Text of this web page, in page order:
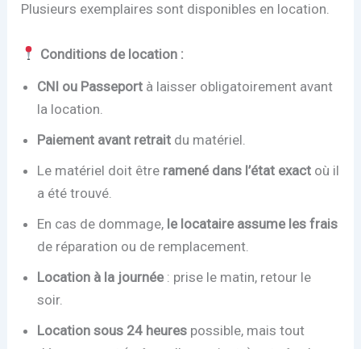
Plusieurs exemplaires sont disponibles en location.
Conditions de location :
CNI ou Passeport à laisser obligatoirement avant
la location.
Paiement avant retrait du matériel.
Le matériel doit être ramené dans l’état exact où il
a été trouvé.
En cas de dommage, le locataire assume les frais
de réparation ou de remplacement.
Location à la journée: prise le matin, retour le
soir.
Location sous 24 heures possible, mais tout